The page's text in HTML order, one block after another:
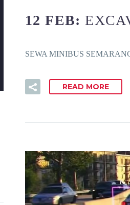
12 FEB:
SEWA MINIBUS
READ MORE